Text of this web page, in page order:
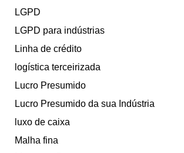
LGPD
LGPD para indústrias
Linha de crédito
logística terceirizada
Lucro Presumido
Lucro Presumido da sua Indústria
luxo de caixa
Malha fina